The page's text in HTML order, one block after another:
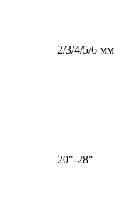
2/3/4/5/6 мм
20"-28"